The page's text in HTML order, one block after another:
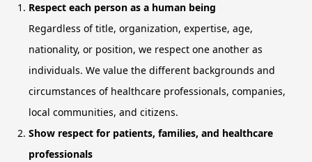
Respect each person as a human being
Regardless of title, organization, expertise, age,
nationality, or position, we respect one another as
individuals. We value the different backgrounds and
circumstances of healthcare professionals, companies,
local communities, and citizens.
Show respect for patients, families, and healthcare
professionals